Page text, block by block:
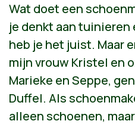
Wat doet een
je denkt aan tuinieren
heb je het juist. Maar
mijn vrouw Kristel en
Marieke en Seppe,
Duffel. Als
alleen schoenen,